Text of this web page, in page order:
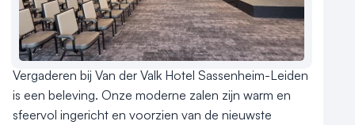
Aantal hotelkamers
154
Hotelclassificatie
Vergaderen bij Van der Valk Hotel Sassenheim-Leiden
is een beleving. Onze moderne zalen zijn warm en
sfeervol ingericht en voorzien van de nieuwste